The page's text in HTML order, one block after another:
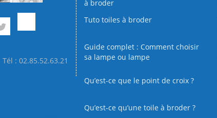
Tél : 02.85.52.63.21
à broder
Tuto toiles à broder
Guide complet : Comment choisir
sa lampe ou lampe
Qu’est-ce que le point de croix ?
Qu’est‑ce qu’une toile à broder ?